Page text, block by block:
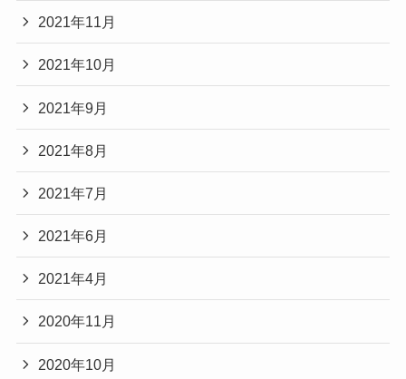
2021年11月
2021年10月
2021年9月
2021年8月
2021年7月
2021年6月
2021年4月
2020年11月
2020年10月